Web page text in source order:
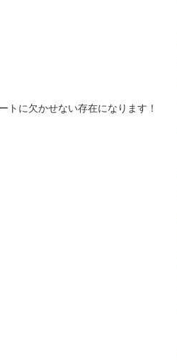
トに欠かせない存在になります！